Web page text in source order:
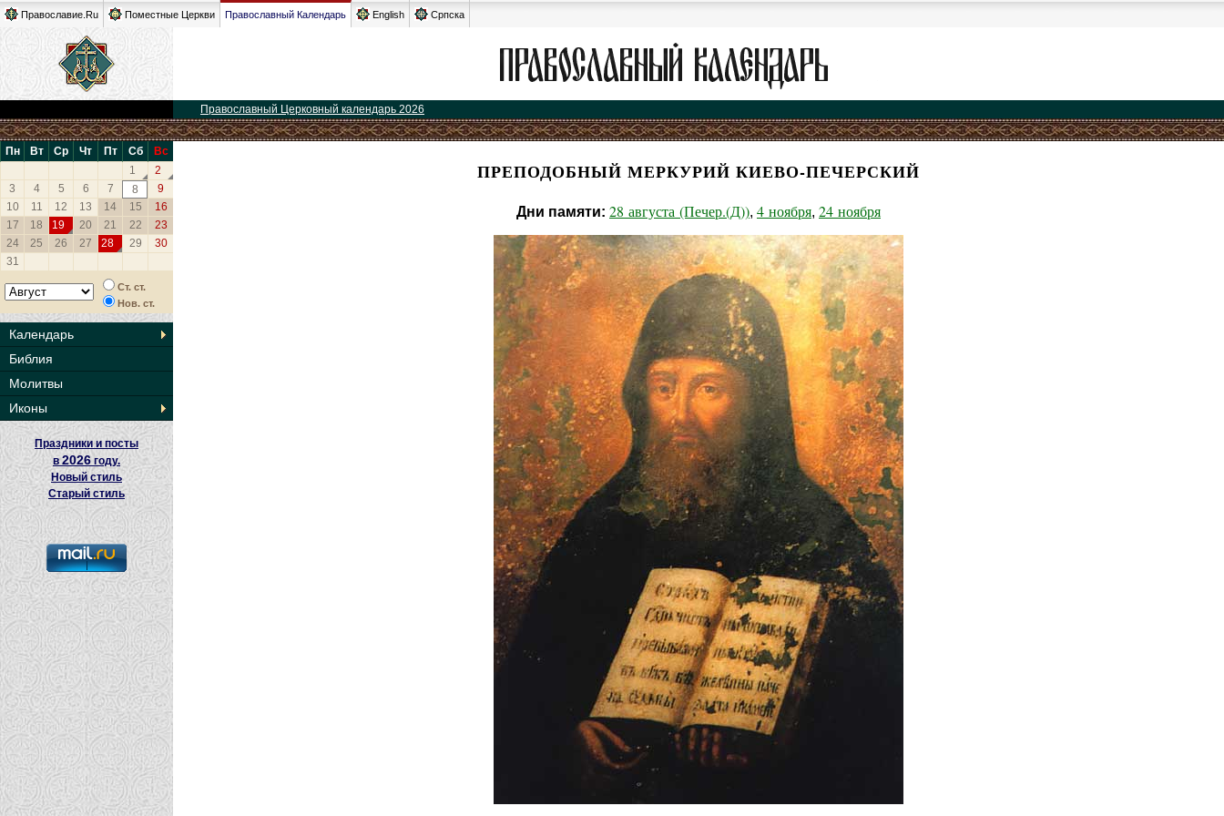
Православие.Ru Поместные Церкви Православный Календарь English Српска
Православный Церковный календарь 2026
Пн Вт Ср Чт Пт Сб
Вс
1
2
3
4 5 6 7 8
9
10
11 12 13 14 15
16
17
18 19 20 21 22
23
24
25 26 27 28 29
30
31
Ст. ст.
Нов. ст.
Календарь
Библия
Молитвы
Иконы
Праздники и посты
в2026 году.
Новый стиль
Старый стиль
ПРЕПОДОБНЫЙ МЕРКУРИЙ КИЕВО-ПЕЧЕРСКИЙ
Дни памяти: 28 августа (Печер.(Д)), 4 ноября, 24 ноября